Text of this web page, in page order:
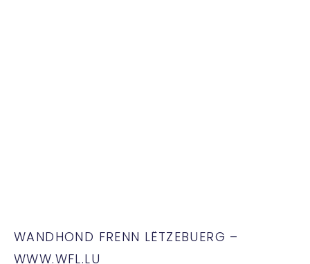
WANDHOND FRENN LËTZEBUERG –
WWW.WFL.LU